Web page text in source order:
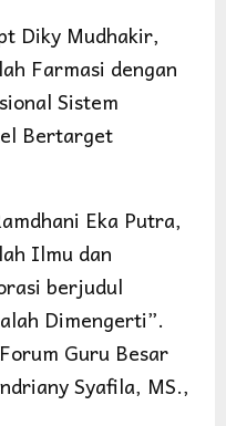
Diky Mudhakir,
Farmasi dengan
Sistem
Bertarget
Eka Putra,
Ilmu dan
berjudul
Dimengerti”.
Guru Besar
Syafila, MS.,